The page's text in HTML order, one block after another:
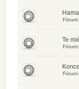
Fórum:
Te
Fórum:
Fórum: